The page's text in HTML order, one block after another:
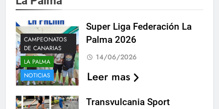
CAMPEONATOS
DE CANARIAS
LA PALMA
NOTICIAS
Super Liga Federación La
Palma 2026
14/06/2026
Leer mas
Transvulcania Sport